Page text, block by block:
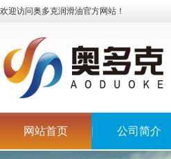
欢迎访问奥多克润滑油官方网站！
网站首页 公司简介